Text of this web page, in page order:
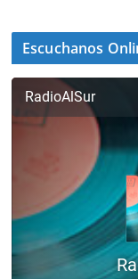
Escuchanos